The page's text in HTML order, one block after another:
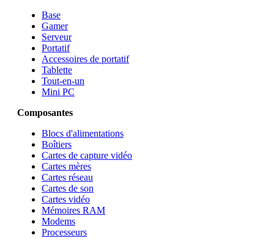
Base
Gamer
Serveur
Portatif
Accessoires de portatif
Tablette
Tout-en-un
Mini PC
Composantes
Blocs d'alimentations
Boîtiers
Cartes de capture vidéo
Cartes mères
Cartes réseau
Cartes de son
Cartes vidéo
Mémoires RAM
Modems
Processeurs